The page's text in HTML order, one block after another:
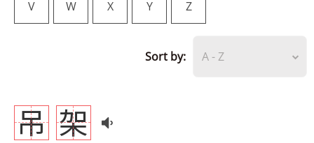
V W X Y Z
Sort by: A - Z
吊 架